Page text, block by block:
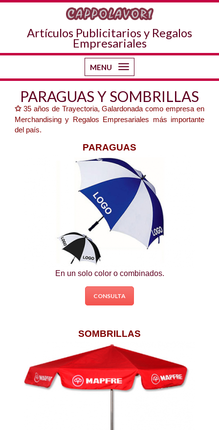
Artículos Publicitarios y Regalos
Empresariales
MENU
Toggle
navigation
PARAGUAS Y SOMBRILLAS
✩35 años de Trayectoria, Galardonada como empresa en
Merchandising y Regalos Empresariales más importante
del país.
PARAGUAS
En un solo color o combinados.
CONSULTA
SOMBRILLAS